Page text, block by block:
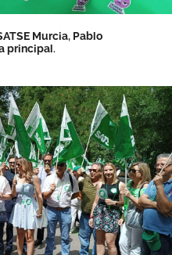
Murcia, Pablo
principal.